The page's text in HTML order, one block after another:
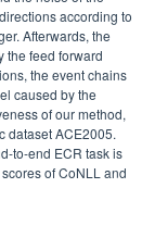
according to
Afterwards, the
the feed forward
the event chains
caused by the
of our method,
dataset ACE2005.
to-end ECR task is
of CoNLL and